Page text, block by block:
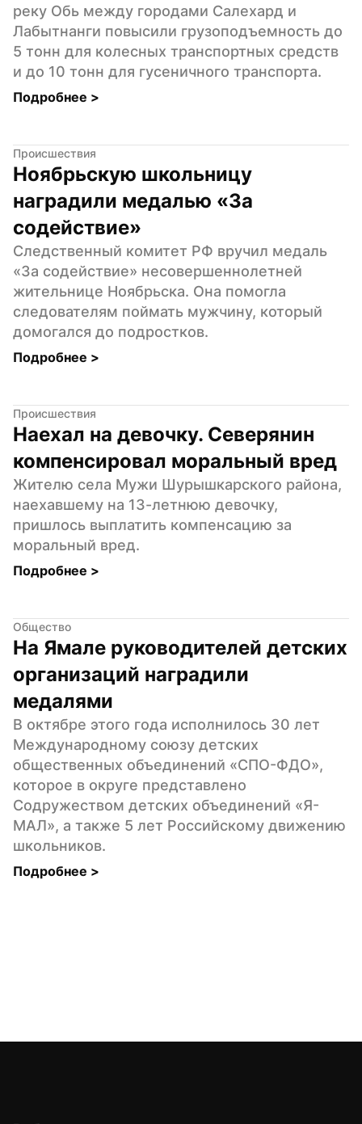
реку Обь между городами Салехард и
Лабытнанги повысили грузоподъемность до
5 тонн для колесных транспортных средств
и до 10 тонн для гусеничного транспорта.
Подробнее >
Происшествия
Ноябрьскую школьницу
наградили медалью «За
содействие»
Следственный комитет РФ вручил медаль
«За содействие» несовершеннолетней
жительнице Ноябрьска. Она помогла
следователям поймать мужчину, который
домогался до подростков.
Подробнее >
Происшествия
Наехал на девочку. Северянин
компенсировал моральный вред
Жителю села Мужи Шурышкарского района,
наехавшему на 13-летнюю девочку,
пришлось выплатить компенсацию за
моральный вред.
Подробнее >
Общество
На Ямале руководителей детских
организаций наградили
медалями
В октябре этого года исполнилось 30 лет
Международному союзу детских
общественных объединений «СПО-ФДО»,
которое в округе представлено
Содружеством детских объединений «Я-
МАЛ», а также 5 лет Российскому движению
школьников.
Подробнее >